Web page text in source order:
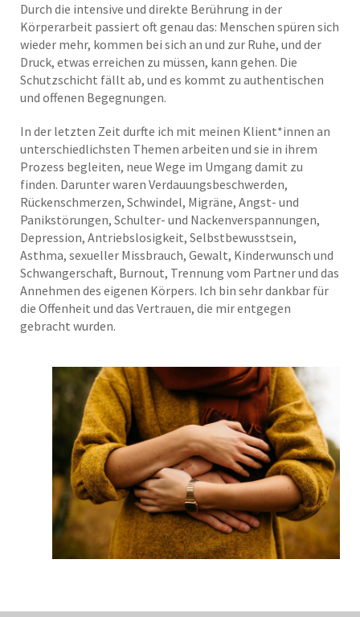
Durch die intensive und direkte Berührung in der
Körperarbeit passiert oft genau das: Menschen spüren sich
wieder mehr, kommen bei sich an und zur Ruhe, und der
Druck, etwas erreichen zu müssen, kann gehen. Die
Schutzschicht fällt ab, und es kommt zu authentischen
und offenen Begegnungen.
In der letzten Zeit durfte ich mit meinen Klient*innen an
unterschiedlichsten Themen arbeiten und sie in ihrem
Prozess begleiten, neue Wege im Umgang damit zu
finden. Darunter waren Verdauungsbeschwerden,
Rückenschmerzen, Schwindel, Migräne, Angst- und
Panikstörungen, Schulter- und Nackenverspannungen,
Depression, Antriebslosigkeit, Selbstbewusstsein,
Asthma, sexueller Missbrauch, Gewalt, Kinderwunsch und
Schwangerschaft, Burnout, Trennung vom Partner und das
Annehmen des eigenen Körpers. Ich bin sehr dankbar für
die Offenheit und das Vertrauen, die mir entgegen
gebracht wurden.